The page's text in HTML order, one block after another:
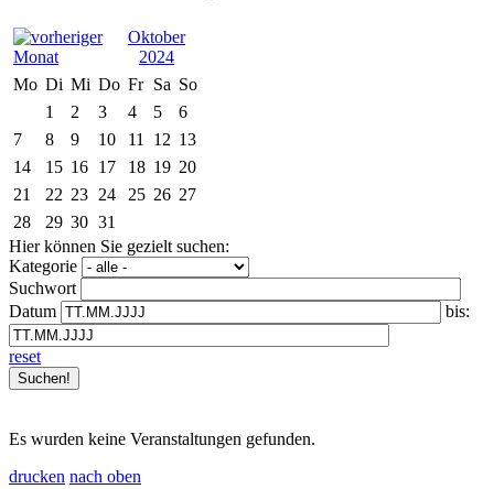
Oktober
2024
Mo Di Mi Do Fr Sa So
1
2 3 4 5
6
7
8 9 10 11 12 13
14
15 16 17 18 19 20
21
22 23 24 25 26 27
28
29 30 31
Hier können Sie gezielt suchen:
Kategorie
Suchwort
Datum
bis:
reset
Es wurden keine Veranstaltungen gefunden.
drucken nach oben